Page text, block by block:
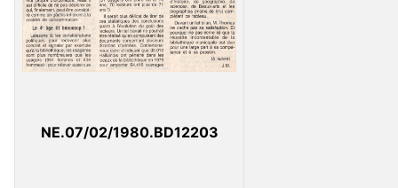
NE.07/02/1980.BD12203